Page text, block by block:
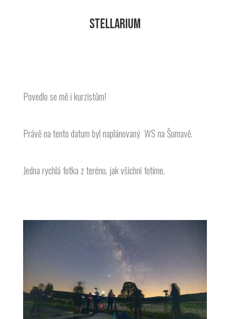
STELLARIUM
Povedlo se mě i kurzistům!
Právě na tento datum byl naplánovaný WS na Šumavě.
Jedna rychlá fotka z terénu, jak všichni fotíme.